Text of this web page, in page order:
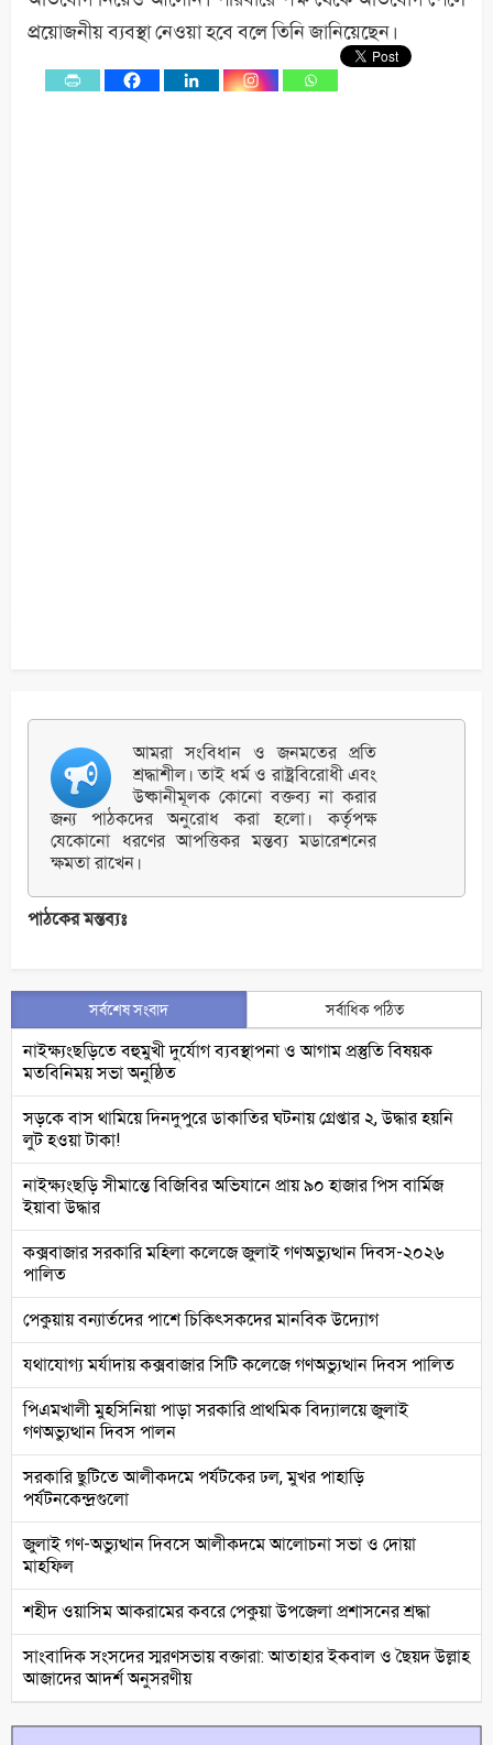
প্রয়োজনীয় ব্যবস্থা নেওয়া হবে বলে তিনি জানিয়েছেন।
আমরা সংবিধান ও জনমতের প্রতি
শ্রদ্ধাশীল। তাই ধর্ম ও রাষ্ট্রবিরোধী এবং
উষ্কানীমূলক কোনো বক্তব্য না করার
জন্য পাঠকদের অনুরোধ করা হলো। কর্তৃপক্ষ
যেকোনো ধরণের আপত্তিকর মন্তব্য মডারেশনের
ক্ষমতা রাখেন।
পাঠকের মন্তব্যঃ
সর্বশেষ সংবাদ সর্বাধিক পঠিত
নাইক্ষ্যংছড়িতে বহুমুখী দুর্যোগ ব্যবস্থাপনা ও আগাম প্রস্তুতি বিষয়ক
মতবিনিময় সভা অনুষ্ঠিত
সড়কে বাস থামিয়ে দিনদুপুরে ডাকাতির ঘটনায় গ্রেপ্তার ২, উদ্ধার হয়নি
লুট হওয়া টাকা!
নাইক্ষ্যংছড়ি সীমান্তে বিজিবির অভিযানে প্রায় ৯০ হাজার পিস বার্মিজ
ইয়াবা উদ্ধার
কক্সবাজার সরকারি মহিলা কলেজে জুলাই গণঅভ্যুত্থান দিবস-২০২৬
পালিত
পেকুয়ায় বন্যার্তদের পাশে চিকিৎসকদের মানবিক উদ্যোগ
যথাযোগ্য মর্যাদায় কক্সবাজার সিটি কলেজে গণঅভ্যুত্থান দিবস পালিত
পিএমখালী মুহসিনিয়া পাড়া সরকারি প্রাথমিক বিদ্যালয়ে জুলাই
গণঅভ্যুত্থান দিবস পালন
সরকারি ছুটিতে আলীকদমে পর্যটকের ঢল, মুখর পাহাড়ি
পর্যটনকেন্দ্রগুলো
জুলাই গণ-অভ্যুত্থান দিবসে আলীকদমে আলোচনা সভা ও দোয়া
মাহফিল
শহীদ ওয়াসিম আকরামের কবরে পেকুয়া উপজেলা প্রশাসনের শ্রদ্ধা
সাংবাদিক সংসদের স্মরণসভায় বক্তারা: আতাহার ইকবাল ও ছৈয়দ উল্লাহ
আজাদের আদর্শ অনুসরণীয়